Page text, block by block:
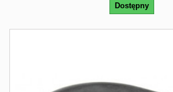
Dostępny